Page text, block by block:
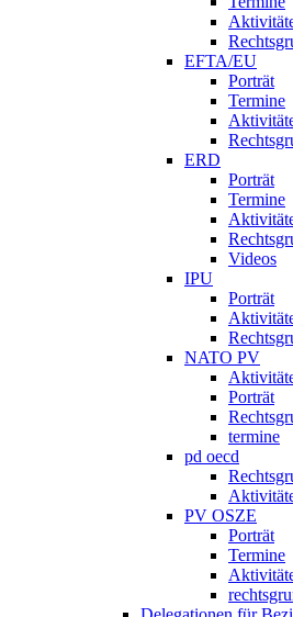
EFTA/EU
Porträt
Termine
ERD
Porträt
Termine
Videos
IPU
Porträt
NATO PV
Porträt
termine
pd oecd
PV OSZE
Porträt
Termine